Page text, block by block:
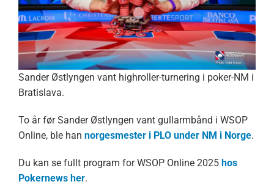
Sander Østlyngen vant highroller-turnering i poker-NM i
Bratislava.
To år før Sander Østlyngen vant gullarmbånd i WSOP
Online, ble han norgesmester i PLO under NM i Norge.
Du kan se fullt program for WSOP Online 2025 hos
Pokernews her.